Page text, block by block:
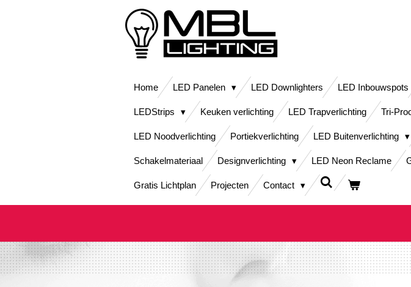
Home LED Panelen LED Downlighters LED Inbouwspots
LEDStrips Keuken verlichting LED Trapverlichting Tri-
LED Noodverlichting Portiekverlichting LED Buitenverlichting
Schakelmateriaal Designverlichting LED Neon Reclame
Gratis Lichtplan Projecten Contact